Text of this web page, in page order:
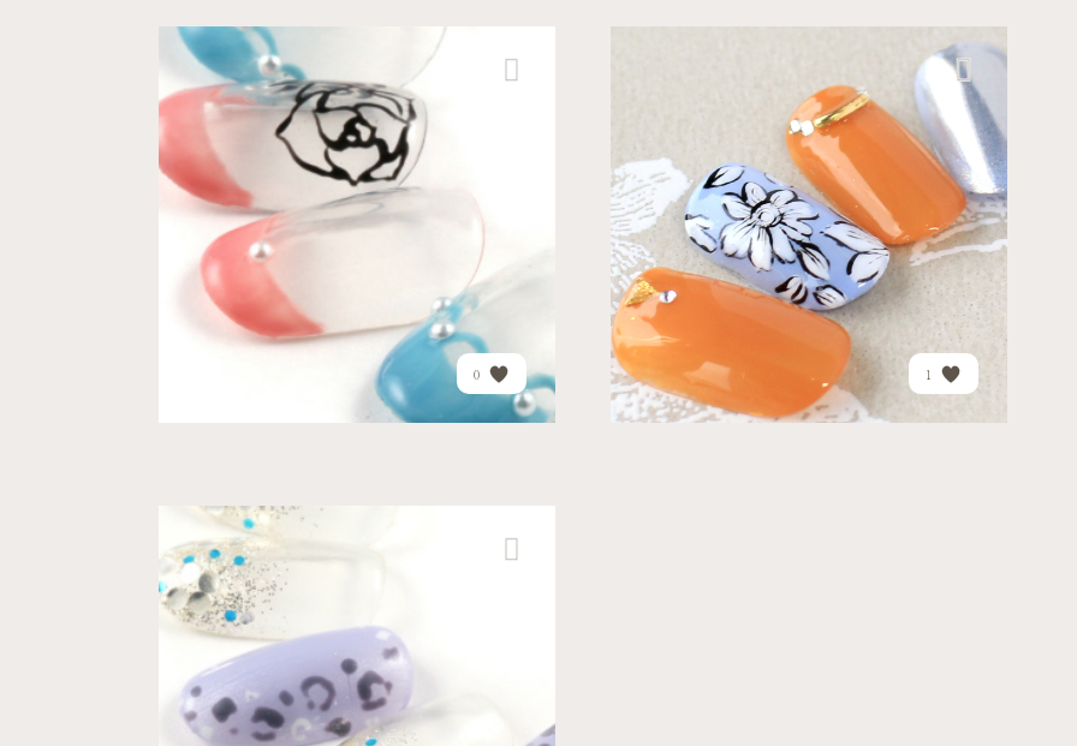
0
クール デート
トレンドカラーのフレンチ...
PRICE ¥14,094
1
キュ
たまプラーザ テラス店 花
秋ネイ
モノクロフラワーでシック...
PRICE ¥16,920
クール
ル店
レオパード柄とキラキラホ...
PRICE ¥14,154